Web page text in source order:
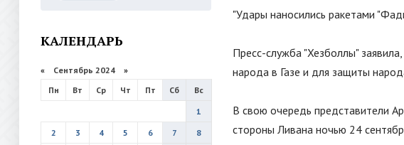
КАЛЕНДАРЬ
« Сентябрь 2024 »
Пн
Вт Ср Чт Пт Сб
Вс
1
2
3 4 5 6 7
8
"Удары наносились ракетами "
Пресс-служба "Хезболлы"
народа в Газе и для защиты
В свою очередь представители
стороны Ливана ночью 24